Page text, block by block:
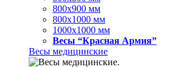
800х900 мм
800х1000 мм
1000х1000 мм
Весы “Красная Армия”
Весы медицинские